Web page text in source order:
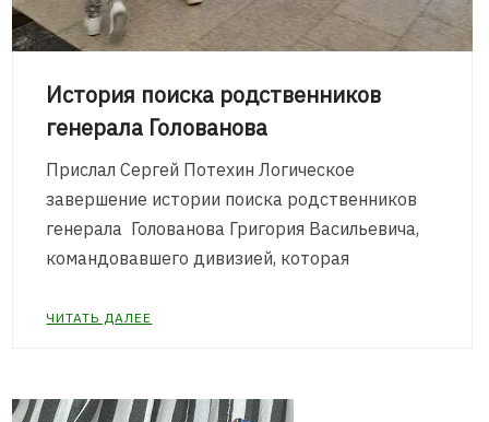
История поиска родственников
генерала Голованова
Прислал Сергей Потехин Логическое
завершение истории поиска родственников
генерала Голованова Григория Васильевича,
командовавшего дивизией, которая
ЧИТАТЬ ДАЛЕЕ